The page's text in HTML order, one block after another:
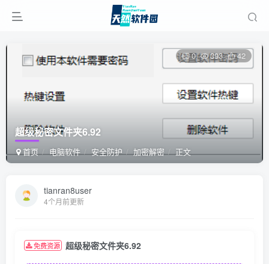
超级秘密文件夹6.92
首页 电脑软件 安全防护 加密解密 正文
0 393 42
tianran8user
4个月前更新
免费资源 超级秘密文件夹6.92